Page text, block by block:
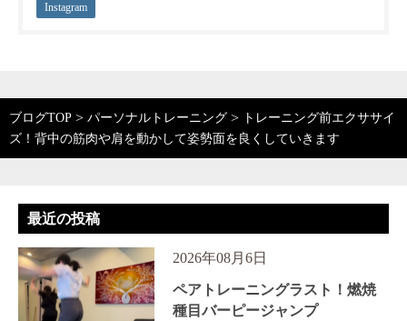
Instagram
ブログTOP > パーソナルトレーニング >
トレーニング前エクササイ
ズ！背中の筋肉や肩を動かして姿勢面を良くしていきます
最近の投稿
2026年08月6日
ペアトレーニングラスト！燃焼
種目バーピージャンプ